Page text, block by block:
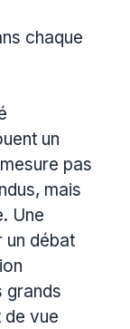
chaque
un
pas
mais
Une
un débat
grands
de vue